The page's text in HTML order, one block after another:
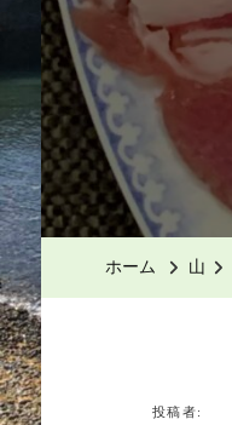
ホーム 山
投稿者: